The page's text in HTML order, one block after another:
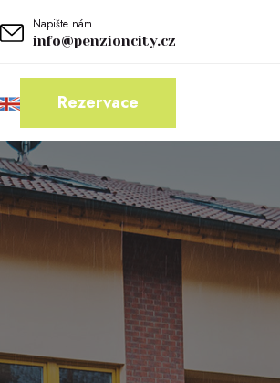
Napište nám
info@penzioncity.cz
Rezervace